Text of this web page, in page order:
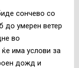
сончево со
до умерен ветер
во
има услови за
дожд и